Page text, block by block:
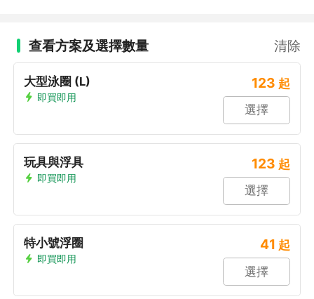
查看方案及選擇數量 清除
大型泳圈 (L)
即買即用
123 起
選擇
玩具與浮具
即買即用
123 起
選擇
特小號浮圈
即買即用
41 起
選擇